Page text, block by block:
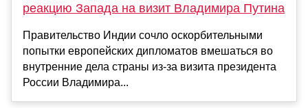
реакцию Запада на визит Владимира Путина
Правительство Индии сочло оскорбительными
попытки европейских дипломатов вмешаться во
внутренние дела страны из-за визита президента
России Владимира...